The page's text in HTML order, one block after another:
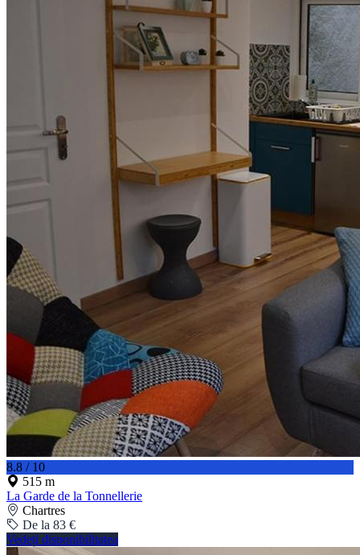
8.8 / 10
515 m
La Garde de la Tonnellerie
Chartres
De la 83 €
Vedeți disponibilitatea